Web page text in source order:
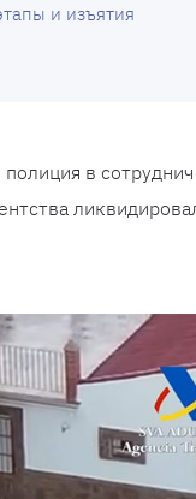
и изъятия
полиция в